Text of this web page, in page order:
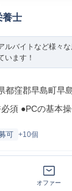
養士
ルバイトなど様々
います！
都窪郡早島町早
須 ●PCの基本
可 +10個
オファー